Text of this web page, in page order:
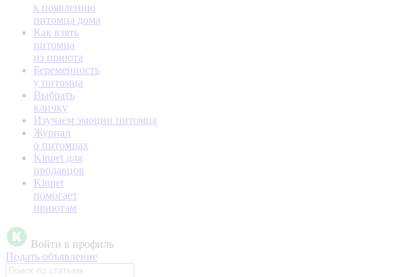
к появлению
питомца дома
Как взять
питомца
из приюта
Беременность
у питомца
Выбрать
кличку
Изучаем эмоции питомца
Журнал
о питомцах
Kinpet для
продавцов
Kinpet
помогает
приютам
Войти в профиль
Подать объявление